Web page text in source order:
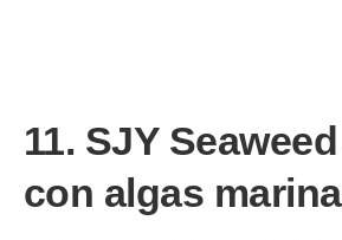
11. SJY
con algas